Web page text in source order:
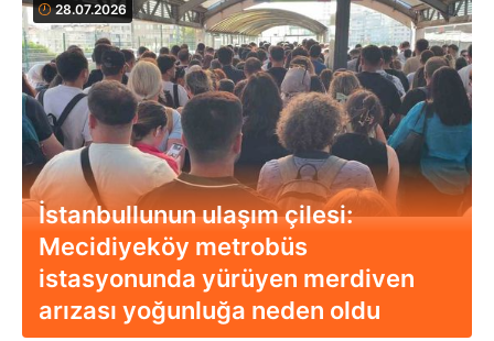
28.07.2026
İstanbullunun ulaşım çilesi:
Mecidiyeköy metrobüs
istasyonunda yürüyen merdiven
arızası yoğunluğa neden oldu